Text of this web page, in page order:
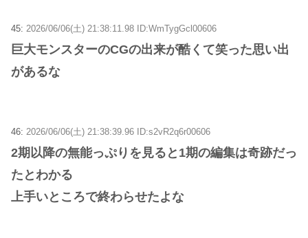
45: 2026/06/06(土) 21:38:11.98 ID:WmTygGcl00606
巨大モンスターのCGの出来が酷くて笑った思い出
があるな
46: 2026/06/06(土) 21:38:39.96 ID:s2vR2q6r00606
2期以降の無能っぷりを見ると1期の編集は奇跡だっ
たとわかる
上手いところで終わらせたよな